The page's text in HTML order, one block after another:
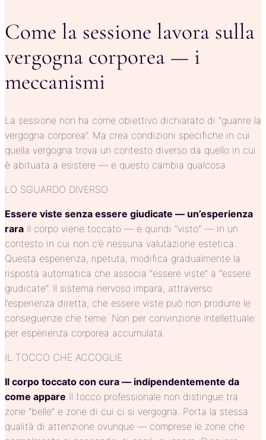
Come la sessione lavora sulla
vergogna corporea — i
meccanismi
La sessione non ha come obiettivo dichiarato di “guarire la
vergogna corporea”. Ma crea condizioni specifiche in cui
quella vergogna trova un contesto diverso da quello in cui
è abituata a esistere — e questo cambia qualcosa.
LO SGUARDO DIVERSO
Essere viste senza essere giudicate — un’esperienza
rara Il corpo viene toccato — e quindi “visto” — in un
contesto in cui non c’è nessuna valutazione estetica.
Questa esperienza, ripetuta, modifica gradualmente la
risposta automatica che associa “essere viste” a “essere
giudicate”. Il sistema nervoso impara, attraverso
l’esperienza diretta, che essere viste può non produrre le
conseguenze che teme. Non per convinzione intellettuale:
per esperienza corporea accumulata.
IL TOCCO CHE ACCOGLIE
Il corpo toccato con cura — indipendentemente da
come appare Il tocco professionale non distingue tra
zone “belle” e zone di cui ci si vergogna. Porta la stessa
qualità di attenzione ovunque — comprese le zone che